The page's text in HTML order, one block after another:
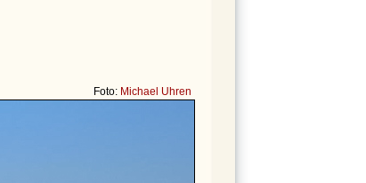
Foto: Michael Uhren